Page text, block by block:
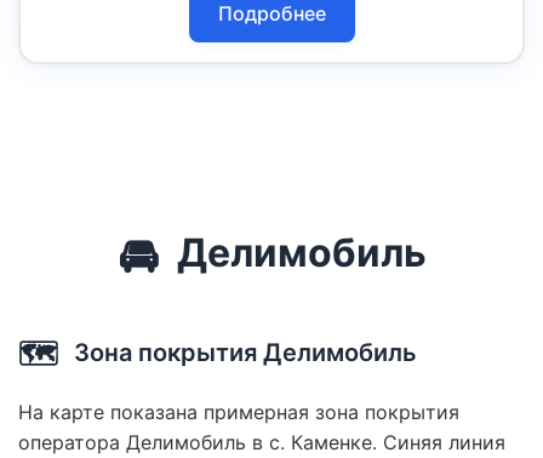
Подробнее
🚘 Делимобиль
🗺️ Зона покрытия Делимобиль
На карте показана примерная зона покрытия
оператора Делимобиль в с. Каменке. Синяя линия